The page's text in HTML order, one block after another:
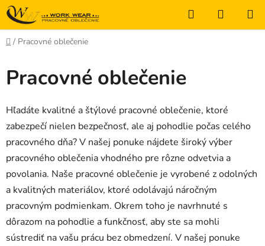
Prejsť
na
obsah
Hľadať
KOŠÍK
Domov
/ Pracovné oblečenie
Pracovné oblečenie
Hľadáte kvalitné a štýlové pracovné oblečenie, ktoré
zabezpečí nielen bezpečnosť, ale aj pohodlie počas celého
pracovného dňa? V našej ponuke nájdete široký výber
pracovného oblečenia vhodného pre rôzne odvetvia a
povolania. Naše pracovné oblečenie je vyrobené z odolných
a kvalitných materiálov, ktoré odolávajú náročným
pracovným podmienkam. Okrem toho je navrhnuté s
dôrazom na pohodlie a funkčnosť, aby ste sa mohli
sústrediť na vašu prácu bez obmedzení. V našej ponuke